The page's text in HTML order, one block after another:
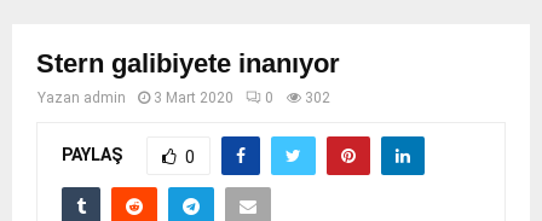
Stern galibiyete inanıyor
Yazan admin 3 Mart 2020 0 302
PAYLAŞ 0